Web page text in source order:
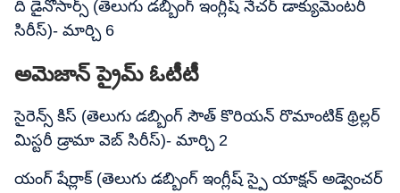
ది డైనోసార్స్ (తెలుగు డబ్బింగ్ ఇంగ్లీష్ నేచర్ డాక్యుమెంటరీ
సిరీస్)- మార్చి 6
అమెజాన్ ప్రైమ్ ఓటీటీ
సైరెన్స్ కిస్ (తెలుగు డబ్బింగ్ సౌత్ కొరియన్ రొమాంటిక్ థ్రిల్లర్
మిస్టరీ డ్రామా వెబ్ సిరీస్)- మార్చి 2
యంగ్ షేర్లాక్ (తెలుగు డబ్బింగ్ ఇంగ్లీష్ స్పై యాక్షన్ అడ్వెంచర్